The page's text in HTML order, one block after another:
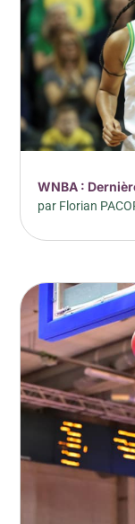
WNBA :
par Florian